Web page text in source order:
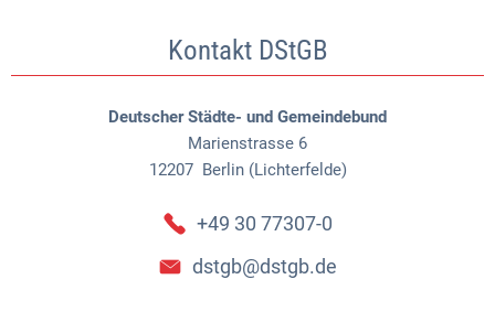
Kontakt DStGB
Deutscher Städte- und Gemeindebund
Marienstrasse 6
12207 Berlin (Lichterfelde)
+49 30 77307-0
dstgb@dstgb.de